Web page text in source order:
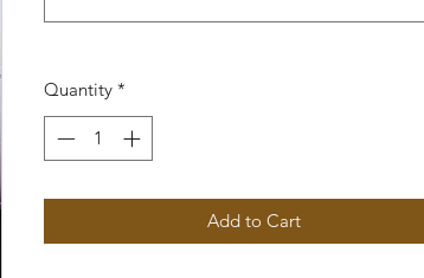
Quantity *
Add to Cart